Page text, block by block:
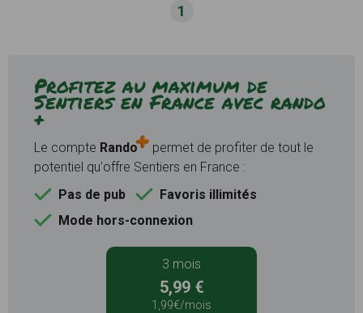
1
Profitez au maximum de
Sentiers en France avec rando
+
Le compte Rando
permet de profiter de tout le
potentiel qu'offre Sentiers en France :
Pas de pub
Favoris illimités
Mode hors-connexion
3 mois
5,99 €
1,99€/mois